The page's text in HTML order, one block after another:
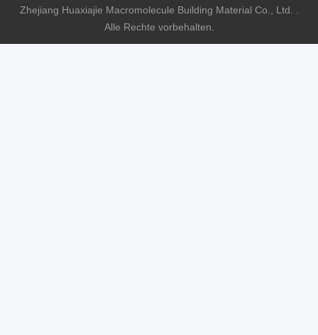
Zhejiang Huaxiajie Macromolecule Building Material Co., Ltd. .
Alle Rechte vorbehalten.